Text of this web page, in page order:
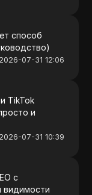
способ
2026-07-31 12:06
TikTok
и
2026-07-31 10:39
с
видимости